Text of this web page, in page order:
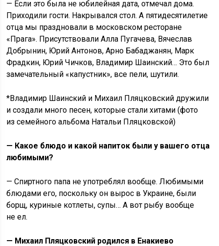
— Если это была не юбилейная дата, отмечал дома.
Приходили гости. Накрывался стол. А пятидесятилетие
отца мы праздновали в московском ресторане
«Прага». Присутствовали Алла Пугачева, Вячеслав
Добрынин, Юрий Антонов, Арно Бабаджанян, Марк
Фрадкин, Юрий Чичков, Владимир Шаинский… Это был
замечательный «капустник», все пели, шутили.
*Владимир Шаинский и Михаил Пляцковский дружили
и создали много песен, которые стали хитами (фото
из семейного альбома Натальи Пляцковской)
— Какое блюдо и какой напиток были у вашего отца
любимыми?
— Спиртного папа не употреблял вообще. Любимыми
блюдами его, поскольку он вырос в Украине, были
борщ, куриные котлеты, супы… А вот рыбу вообще
не ел.
— Михаил Пляцковский родился в Енакиево